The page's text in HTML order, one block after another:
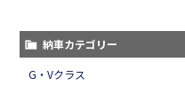
納車カテゴリー
G・Vクラス